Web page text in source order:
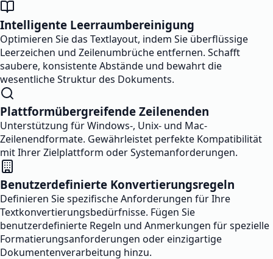
Intelligente Leerraumbereinigung
Optimieren Sie das Textlayout, indem Sie überflüssige
Leerzeichen und Zeilenumbrüche entfernen. Schafft
saubere, konsistente Abstände und bewahrt die
wesentliche Struktur des Dokuments.
Plattformübergreifende Zeilenenden
Unterstützung für Windows-, Unix- und Mac-
Zeilenendformate. Gewährleistet perfekte Kompatibilität
mit Ihrer Zielplattform oder Systemanforderungen.
Benutzerdefinierte Konvertierungsregeln
Definieren Sie spezifische Anforderungen für Ihre
Textkonvertierungsbedürfnisse. Fügen Sie
benutzerdefinierte Regeln und Anmerkungen für spezielle
Formatierungsanforderungen oder einzigartige
Dokumentenverarbeitung hinzu.